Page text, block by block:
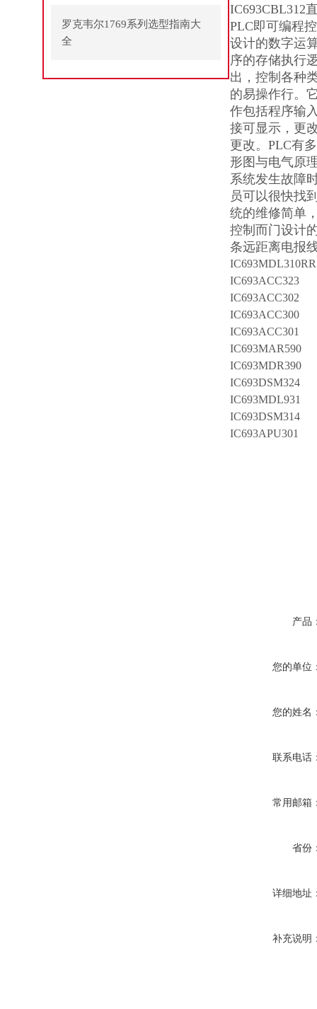
罗克韦尔1769系列选型指南大
全
IC693CBL312
PLC即可编程
设计的数字运
序的存储执行
出，控制各种
的易操作行。
作包括程序输
接可显示，更
更改。PLC有
形图与电气原
系统发生故障
员可以很快找
统的维修简单
控制而门设计
条远距离电报
IC693MDL310RR
IC693ACC323
IC693ACC302
IC693ACC300
IC693ACC301
IC693MAR590
IC693MDR390
IC693DSM324
IC693MDL931
IC693DSM314
IC693APU301
产品
您的单位
您的姓名
联系电话
常用邮箱
省份
详细地址
补充说明